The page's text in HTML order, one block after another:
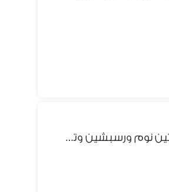
شقة للايجار بمنطقة ميامي السياحية مفروشة غرفتين نوم ورسبشين وترااااس فيو للبحر والكورنيش بوضوح